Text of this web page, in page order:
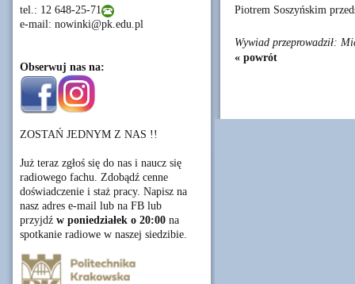
tel.: 12 648-25-71
e-mail: nowinki@pk.edu.pl
Obserwuj nas na:
ZOSTAŃ JEDNYM Z NAS !!
Już teraz zgłoś się do nas i naucz się
radiowego fachu. Zdobądź cenne
doświadczenie i staż pracy. Napisz na
nasz adres e-mail lub na FB lub
przyjdź w poniedziałek o 20:00 na
spotkanie radiowe w naszej siedzibie.
Piotrem Soszyńskim
Wywiad przeprowadził:
« powrót